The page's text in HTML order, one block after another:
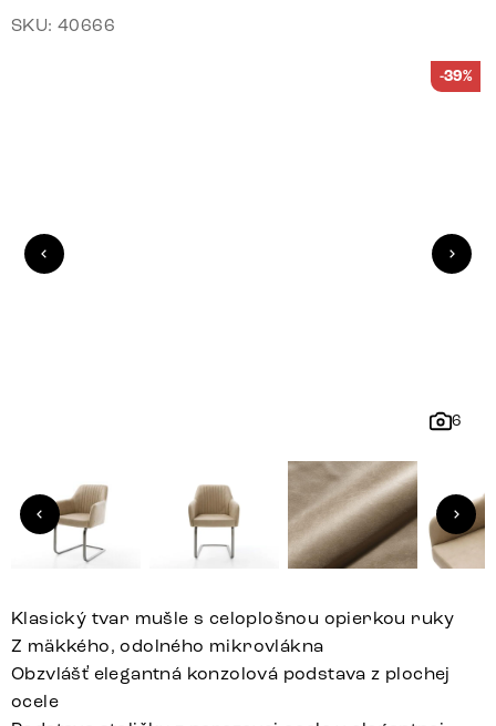
SKU: 40666
6
-39%
Klasický tvar mušle s celoplošnou opierkou ruky
Z mäkkého, odolného mikrovlákna
Obzvlášť elegantná konzolová podstava z plochej
ocele